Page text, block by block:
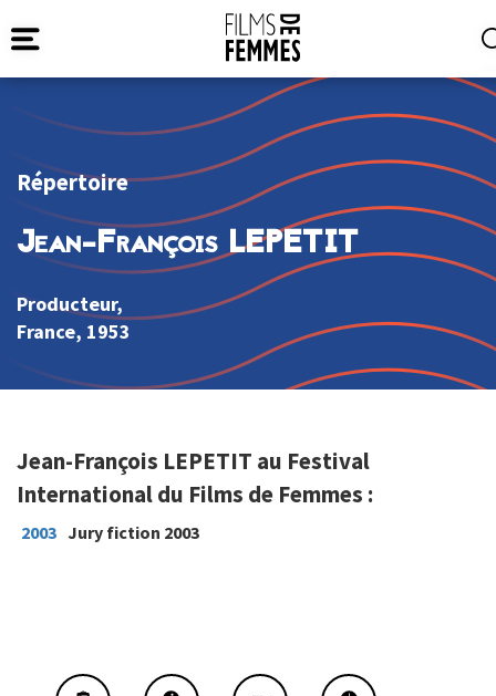
Répertoire
Jean-François LEPETIT
Producteur,
France, 1953
Jean-François LEPETIT au Festival
International du Films de Femmes :
2003 Jury fiction 2003